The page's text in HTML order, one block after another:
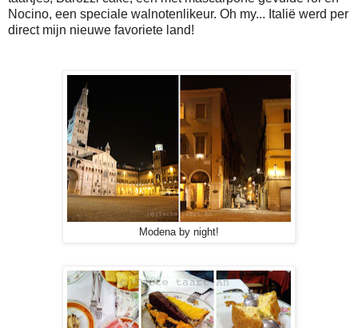
Nocino, een speciale walnotenlikeur. Oh my... Italië werd per
direct mijn nieuwe favoriete land!
Modena by night!